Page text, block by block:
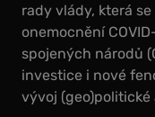
rady vlády, která
onemocnění
spojených národů
investice i nové
vývoj (geo)politické